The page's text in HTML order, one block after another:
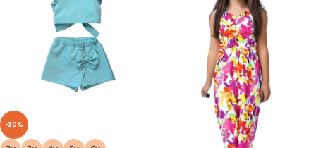
-30%